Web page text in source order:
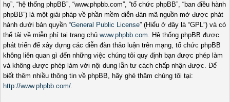
họ”, “hệ thống phpBB”, “www.phpbb.com”, “tổ chức phpBB”, “ban điều hành
phpBB”) là một giải pháp về phần mềm diễn đàn mã nguồn mở được phát
hành dưới bản quyền “General Public License” (Hiểu ở đây là “GPL”) và có
thể tải về miễn phí tại trang chủ www.phpbb.com. Hệ thống phpBB được
phát triển để xây dựng các diễn đàn thảo luận trên mạng, tổ chức phpBB
không liên quan gì đến những việc chúng tôi quy định bạn được phép làm
và không được phép làm với nội dung lẫn tư cách chấp nhận được. Để
biết thêm nhiều thông tin về phpBB, hãy ghé thăm chúng tôi tại:
http://www.phpbb.com/.